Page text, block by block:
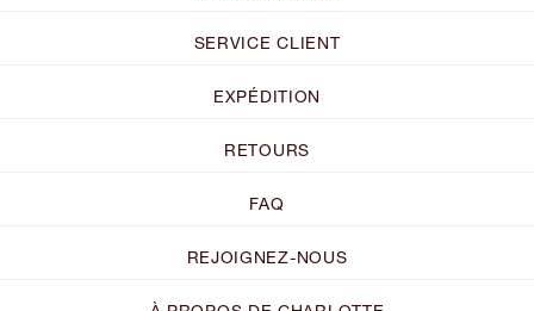
SERVICE CLIENT
EXPÉDITION
RETOURS
FAQ
REJOIGNEZ-NOUS